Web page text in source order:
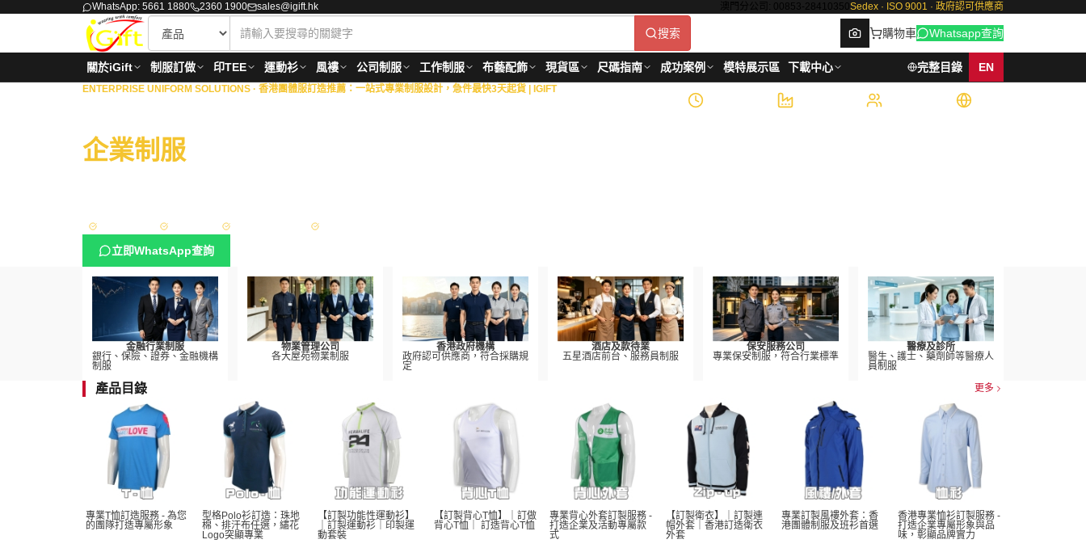
WhatsApp: 5661 1880 2360 1900 sales@igift.hk 澳門分公司: 00853-28410350 Sedex · ISO 9001 · 政府認可供應商
搜索 購物車 Whatsapp查詢
關於iGift 制服訂做 印TEE 運動衫 風褸 公司制服 工作制服 布藝配飾 現貨區 尺碼指南 成功案例 模特展示區 下載中心 完整目錄 EN
ENTERPRISE UNIFORM SOLUTIONS · 香港團體服訂造推薦：一站式專業制服設計，急件最快3天起貨 | IGIFT
企業制服
立即WhatsApp查詢
金融行業制服
銀行、保險、證券、金融機構
制服
物業管理公司
各大屋苑物業制服
香港政府機構
政府認可供應商，符合採購規
定
酒店及款待業
五星酒店前台、服務員制服
保安服務公司
專業保安制服，符合行業標準
醫療及診所
醫生、護士、藥劑師等醫療人
員制服
產品目錄 更多
專業T恤訂造服務 - 為您
的團隊打造專屬形象
型格Polo衫訂造：珠地
棉、排汗布任選，繡花
Logo突顯專業
【訂製功能性運動衫】
｜訂製運動衫｜印製運
動套裝
【訂製背心T恤】｜訂做
背心T恤｜ 訂造背心T恤
專業背心外套訂製服務 -
打造企業及活動專屬款
式
【訂製衛衣】｜訂製連
帽外套｜香港訂造衛衣
外套
專業訂製風褸外套：香
港團體制服及班衫首選
香港專業恤衫訂製服務 -
打造企業專屬形象與品
味，彰顯品牌實力